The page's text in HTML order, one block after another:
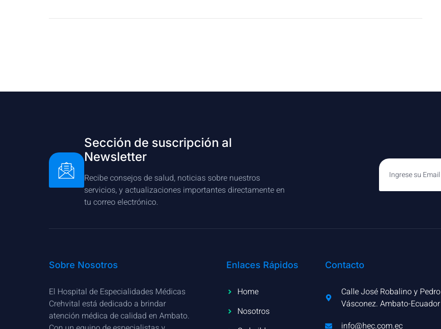
Sección de suscripción al
Newsletter
Recibe consejos de salud, noticias sobre nuestros
servicios, y actualizaciones importantes directamente en
tu correo electrónico.
Sobre Nosotros
El Hospital de Especialidades Médicas
Crehvital está dedicado a brindar
atención médica de calidad en Ambato.
Enlaces Rápidos
Home
Nosotros
Contacto
Calle José Robalino y Pedro
Vásconez. Ambato-Ecuador
info@hec.com.ec